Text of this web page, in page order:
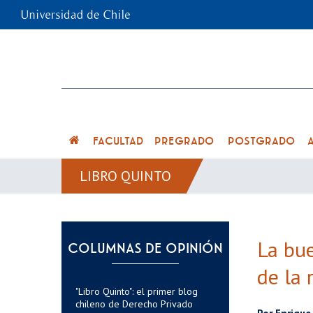
FACULTAD PREGRADO POSTGRADO
LIBRO QUINTO
COLUMNAS DE OPINIÓN
"Libro Quinto": el primer blog
chileno de Derecho Privado
La
de la